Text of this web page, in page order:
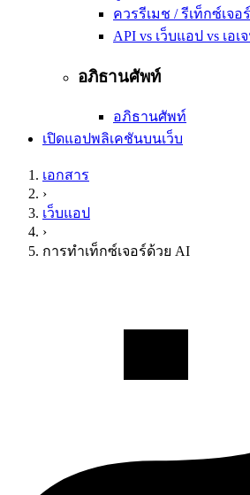
ควรรีเมช / รีเท็กซ์เจอ
API vs เว็บแอป vs เอเ
อภิธานศัพท์
อภิธานศัพท์
เปิดแอปพลิเคชันบนเว็บ
เอกสาร
›
เว็บแอป
›
การทำเท็กซ์เจอร์ด้วย AI